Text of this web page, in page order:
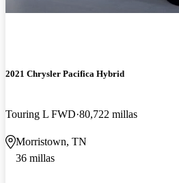
2021 Chrysler Pacifica Hybrid
Touring L FWD 80,722 millas
Morristown, TN
36 millas